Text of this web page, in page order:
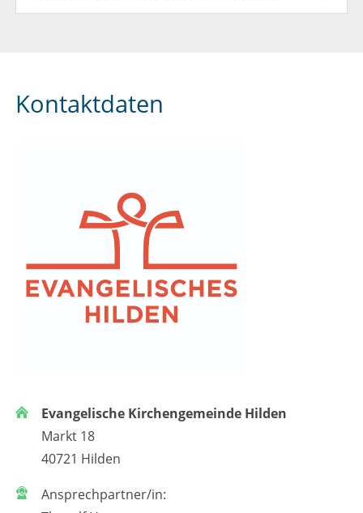
Kontaktdaten
Evangelische Kirchengemeinde Hilden
Markt 18
40721 Hilden
Ansprechpartner/in: